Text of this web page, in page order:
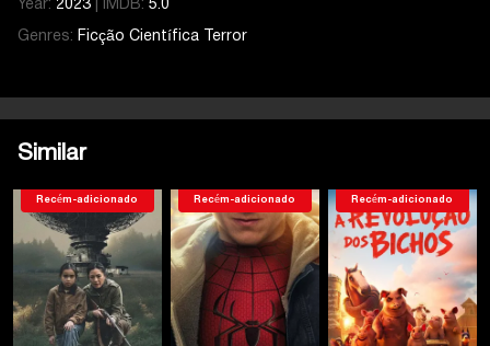
Year: 2023 IMDB: 5.0
Genres: Ficção Científica Terror
Similar
Recém-adicionado Recém-adicionado Recém-adicionado